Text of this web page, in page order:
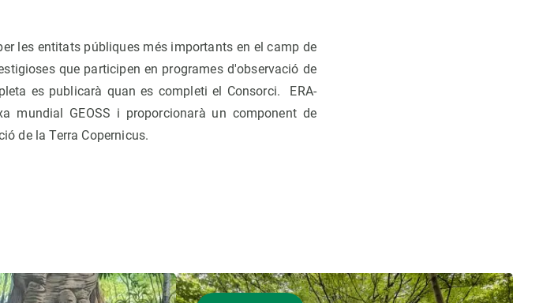
les entitats públiques més importants en el camp de
que participen en programes d'observació de
es publicarà quan es completi el Consorci. ERA-
mundial GEOSS i proporcionarà un component de
de la Terra Copernicus.